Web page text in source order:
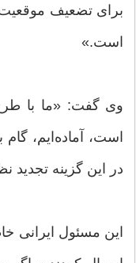
برای تضعیف
است.»
است، آماده‌ایم،
در این گزینه تجدید
این مسئول ایرانی